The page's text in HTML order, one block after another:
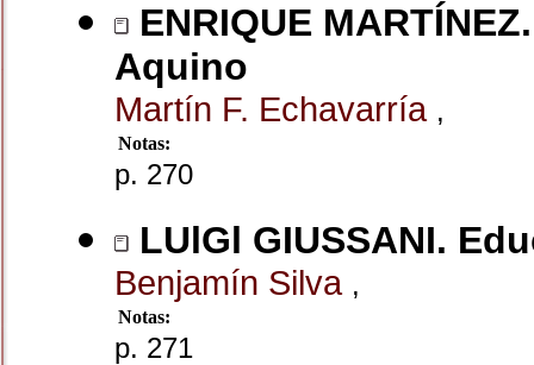
ENRIQUE
Aquino
Martín F. Echavarría ,
Notas:
p. 270
LUlGl GIUSSANI.
Benjamín Silva ,
Notas:
p. 271